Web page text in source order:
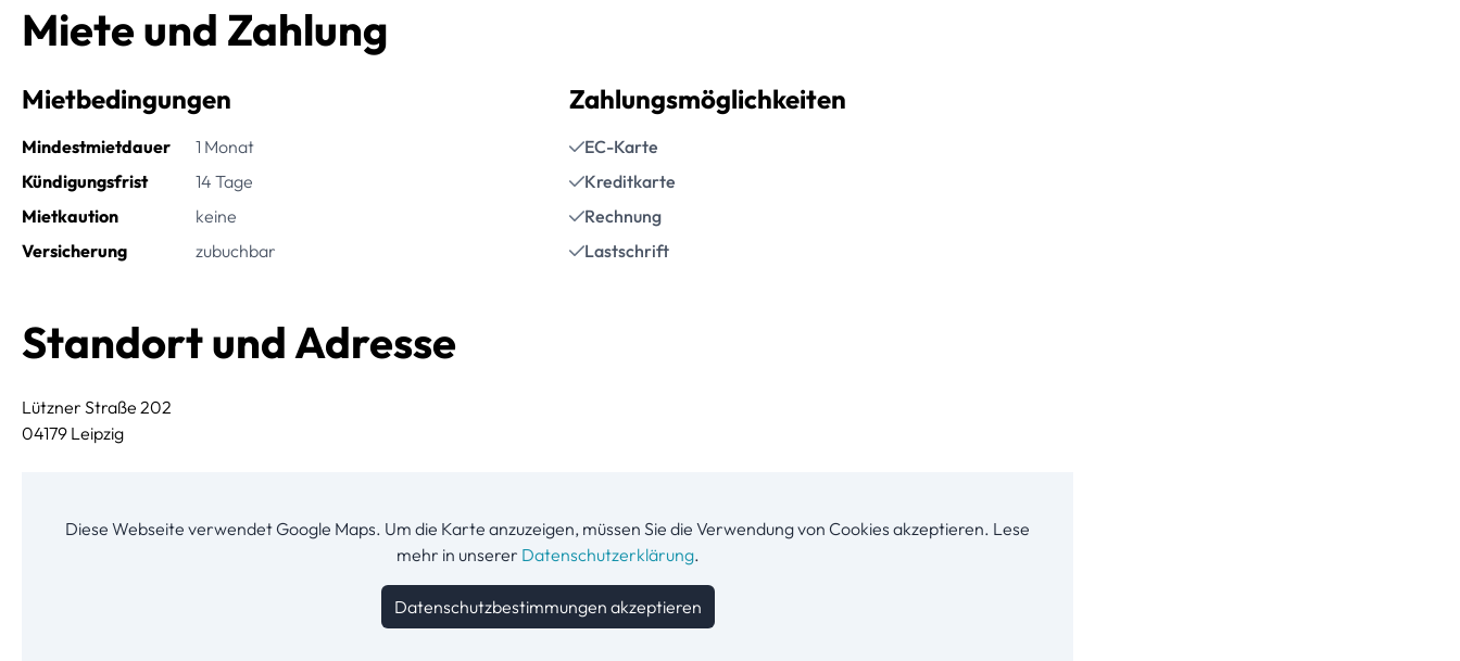
Miete und Zahlung
Mietbedingungen
Mindestmietdauer
1 Monat
Kündigungsfrist
14 Tage
Mietkaution
keine
Versicherung
zubuchbar
Zahlungsmöglichkeiten
EC-Karte
Kreditkarte
Rechnung
Lastschrift
Standort und Adresse
Lützner Straße 202
04179 Leipzig
Diese Webseite verwendet Google Maps. Um die Karte anzuzeigen, müssen Sie die Verwendung von Cookies akzeptieren. Lese
mehr in unserer Datenschutzerklärung.
Datenschutzbestimmungen akzeptieren